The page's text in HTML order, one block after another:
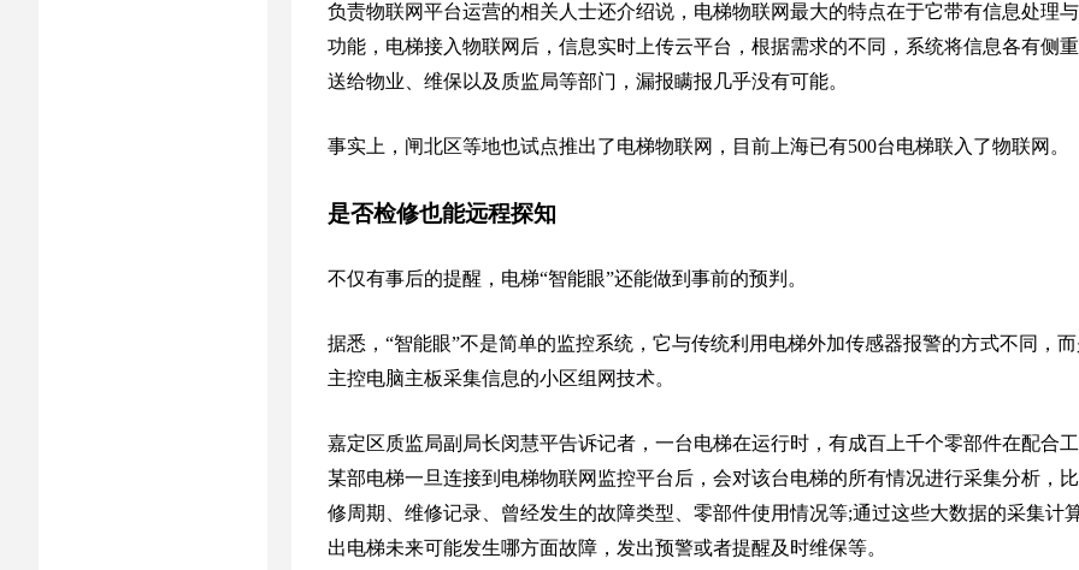
负责物联网平台运营的相关人士还介绍说，电梯物联网最大的特点在于它带有信息处理
功能，电梯接入物联网后，信息实时上传云平台，根据需求的不同，系统将信息各有侧
送给物业、维保以及质监局等部门，漏报瞒报几乎没有可能。
事实上，闸北区等地也试点推出了电梯物联网，目前上海已有500台电梯联入了物联网。
是否检修也能远程探知
不仅有事后的提醒，电梯“智能眼”还能做到事前的预判。
据悉，“智能眼”不是简单的监控系统，它与传统利用电梯外加传感器报警的方式不同，
主控电脑主板采集信息的小区组网技术。
嘉定区质监局副局长闵慧平告诉记者，一台电梯在运行时，有成百上千个零部件在配合
某部电梯一旦连接到电梯物联网监控平台后，会对该台电梯的所有情况进行采集分析，
修周期、维修记录、曾经发生的故障类型、零部件使用情况等;通过这些大数据的采集计
出电梯未来可能发生哪方面故障，发出预警或者提醒及时维保等。